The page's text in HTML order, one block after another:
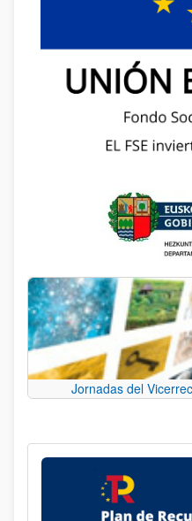
Jornadas del